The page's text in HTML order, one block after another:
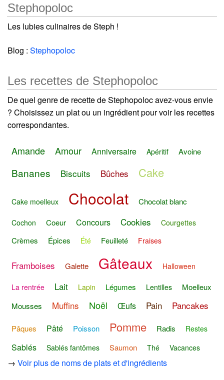
Stephopoloc
Les lubies culinaires de Steph !
Blog : Stephopoloc
Les recettes de Stephopoloc
De quel genre de recette de Stephopoloc avez-vous envie
? Choisissez un plat ou un ingrédient pour voir les recettes
correspondantes.
Amande Amour Anniversaire Apéritif Avoine
Bananes Biscuits Bûches Cake
Cake moelleux Chocolat Chocolat blanc
Cochon Coeur Concours Cookies Courgettes
Crèmes Épices Été Feuilleté Fraises
Framboises Galette Gâteaux Halloween
La rentrée Lait Lapin Légumes Lentilles
Moelleux
Mousses
Muffins Noël Œufs Pain Pancakes
Pâques Pâté Poisson Pomme Radis Restes
Sablés Sablés fantômes Saumon Thé Vacances
→ Voir plus de noms de plats et d'ingrédients